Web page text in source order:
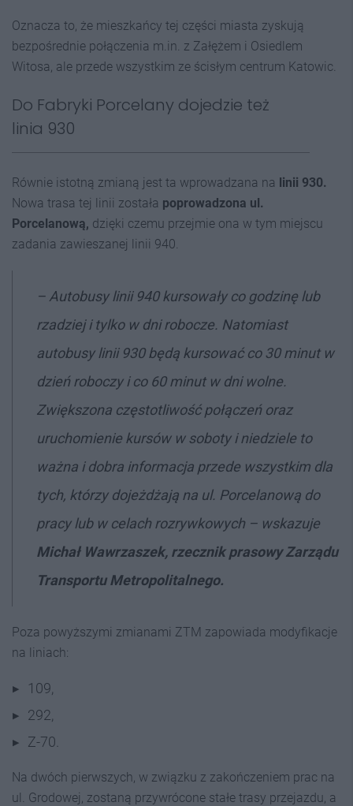
Oznacza to, że mieszkańcy tej części miasta zyskują
bezpośrednie połączenia m.in. z Załężem i Osiedlem
Witosa, ale przede wszystkim ze ścisłym centrum Katowic.
Do Fabryki Porcelany dojedzie też
linia 930
Równie istotną zmianą jest ta wprowadzana na linii 930.
Nowa trasa tej linii została poprowadzona ul.
Porcelanową, dzięki czemu przejmie ona w tym miejscu
zadania zawieszanej linii 940.
– Autobusy linii 940 kursowały co godzinę lub
rzadziej i tylko w dni robocze. Natomiast
autobusy linii 930 będą kursować co 30 minut w
dzień roboczy i co 60 minut w dni wolne.
Zwiększona częstotliwość połączeń oraz
uruchomienie kursów w soboty i niedziele to
ważna i dobra informacja przede wszystkim dla
tych, którzy dojeżdżają na ul. Porcelanową do
pracy lub w celach rozrywkowych – wskazuje
Michał Wawrzaszek, rzecznik prasowy Zarządu
Transportu Metropolitalnego.
Poza powyższymi zmianami ZTM zapowiada modyfikacje
na liniach:
109,
292,
Z-70.
Na dwóch pierwszych, w związku z zakończeniem prac na
ul. Grodowej, zostaną przywrócone stałe trasy przejazdu, a